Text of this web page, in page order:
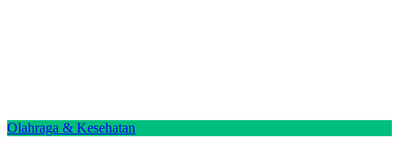
Olahraga & Kesehatan